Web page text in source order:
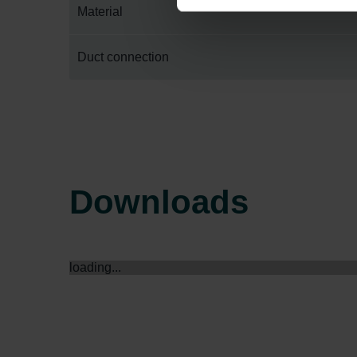
Zehnder Group Nederland bv:
Material
Duct connection
Downloads
loading...